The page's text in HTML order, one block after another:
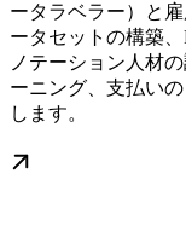
ータラベラー）と
ータセットの構築
ノテーション人材
ーニング、支払い
します。